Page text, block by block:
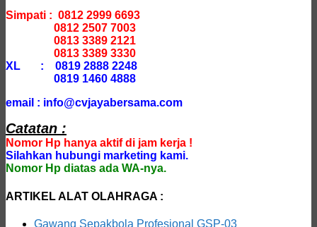
Simpati : 0812 2999 6693
0812 2507 7003
0813 3389 2121
0813 3389 3330
XL : 0819 2888 2248
0819 1460 4888
email : info@cvjayabersama.com
Catatan :
Nomor Hp hanya aktif di jam kerja !
Silahkan hubungi marketing kami.
Nomor Hp diatas ada WA-nya.
ARTIKEL ALAT OLAHRAGA :
Gawang Sepakbola Profesional GSP-03